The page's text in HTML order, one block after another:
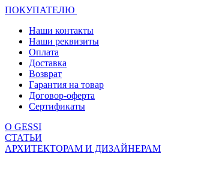
ПОКУПАТЕЛЮ
Наши контакты
Наши реквизиты
Оплата
Доставка
Возврат
Гарантия на товар
Договор-оферта
Сертификаты
О GESSI
СТАТЬИ
АРХИТЕКТОРАМ И ДИЗАЙНЕРАМ